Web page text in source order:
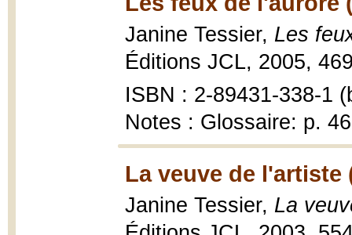
Janine Tessier, Les
Éditions JCL, 2005,
ISBN : 2-89431-338-1
Notes : Glossaire: p.
La veuve de l'artiste
Janine Tessier, La